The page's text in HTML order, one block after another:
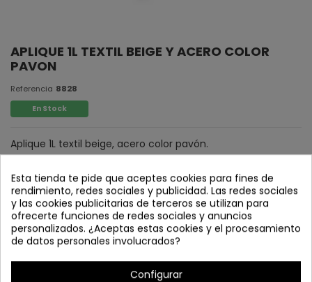
APLIQUE 1L TEXTIL BEIGE Y ACERO COLOR
PAVON
Referencia 8828
En Stock
Aplique 1L textil beige, acero color pavón.
Esta tienda te pide que aceptes cookies para fines de
rendimiento, redes sociales y publicidad. Las redes sociales
y las cookies publicitarias de terceros se utilizan para
ofrecerte funciones de redes sociales y anuncios
personalizados. ¿Aceptas estas cookies y el procesamiento
de datos personales involucrados?
Configurar